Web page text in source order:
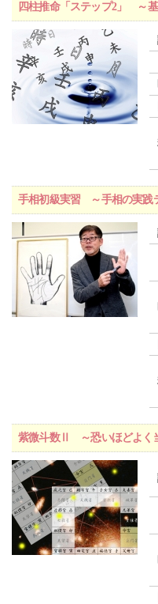
四柱推命「ステップ2」 ～
手相初級実習 ～手相の実践
紫微斗数Ⅱ ～恐いほどよく